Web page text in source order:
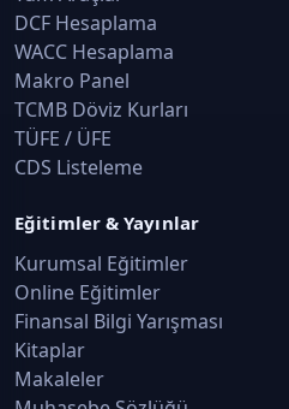
DCF Hesaplama
WACC Hesaplama
Makro Panel
TCMB Döviz Kurları
TÜFE / ÜFE
CDS Listeleme
Eğitimler & Yayınlar
Kurumsal Eğitimler
Online Eğitimler
Finansal Bilgi Yarışması
Kitaplar
Makaleler